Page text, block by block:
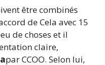
être combinés
de Cela avec 15
de choses et il
claire,
par CCOO. Selon lui,